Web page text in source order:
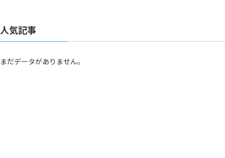
人気記事
まだデータがありません。